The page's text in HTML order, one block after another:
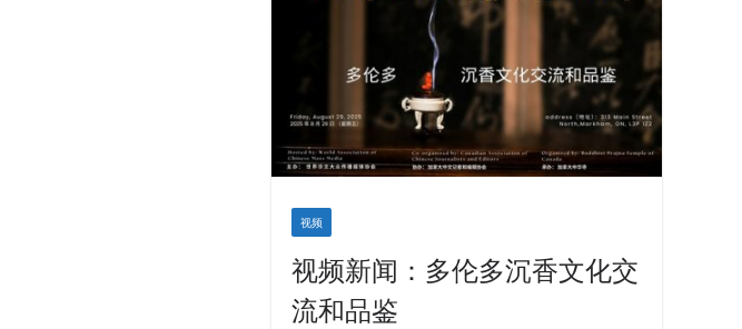
视频
视频新闻：多伦多沉香文化交
流和品鉴